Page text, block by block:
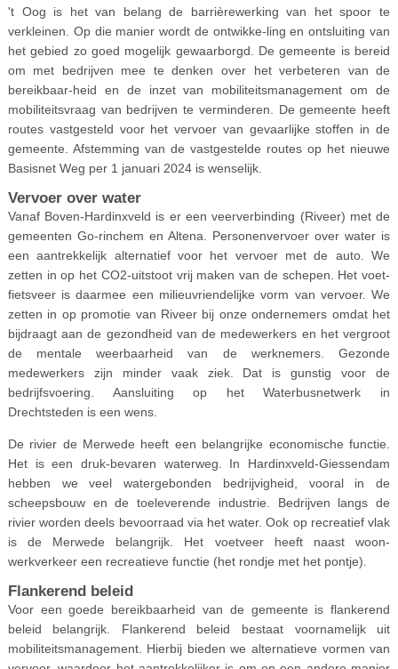
't Oog is het van belang de barrièrewerking van het spoor te
verkleinen. Op die manier wordt de ontwikke-ling en ontsluiting van
het gebied zo goed mogelijk gewaarborgd. De gemeente is bereid
om met bedrijven mee te denken over het verbeteren van de
bereikbaar-heid en de inzet van mobiliteitsmanagement om de
mobiliteitsvraag van bedrijven te verminderen. De gemeente heeft
routes vastgesteld voor het vervoer van gevaarlijke stoffen in de
gemeente. Afstemming van de vastgestelde routes op het nieuwe
Basisnet Weg per 1 januari 2024 is wenselijk.
Vervoer over water
Vanaf Boven-Hardinxveld is er een veerverbinding (Riveer) met de
gemeenten Go-rinchem en Altena. Personenvervoer over water is
een aantrekkelijk alternatief voor het vervoer met de auto. We
zetten in op het CO2-uitstoot vrij maken van de schepen. Het voet-
fietsveer is daarmee een milieuvriendelijke vorm van vervoer. We
zetten in op promotie van Riveer bij onze ondernemers omdat het
bijdraagt aan de gezondheid van de medewerkers en het vergroot
de mentale weerbaarheid van de werknemers. Gezonde
medewerkers zijn minder vaak ziek. Dat is gunstig voor de
bedrijfsvoering. Aansluiting op het Waterbusnetwerk in
Drechtsteden is een wens.
De rivier de Merwede heeft een belangrijke economische functie.
Het is een druk-bevaren waterweg. In Hardinxveld-Giessendam
hebben we veel watergebonden bedrijvigheid, vooral in de
scheepsbouw en de toeleverende industrie. Bedrijven langs de
rivier worden deels bevoorraad via het water. Ook op recreatief vlak
is de Merwede belangrijk. Het voetveer heeft naast woon-
werkverkeer een recreatieve functie (het rondje met het pontje).
Flankerend beleid
Voor een goede bereikbaarheid van de gemeente is flankerend
beleid belangrijk. Flankerend beleid bestaat voornamelijk uit
mobiliteitsmanagement. Hierbij bieden we alternatieve vormen van